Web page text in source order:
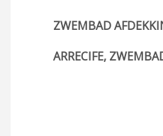
ZWEMBAD
ARRECIFE,